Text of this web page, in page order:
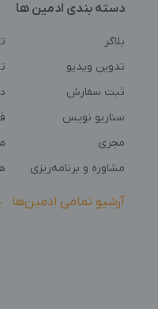
دسته بندی ادمین ها
بلاگر
تدوین ویدیو
ثبت سفارش
سناریو نویس
مجری
مشاوره و برنامه‌ریزی
آرشیو تمامی ادمین‌ها